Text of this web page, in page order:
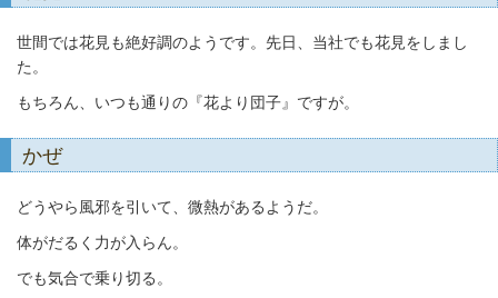
世間では花見も絶好調のようです。先日、当社でも花見をしまし
た。
もちろん、いつも通りの『花より団子』ですが。
かぜ
どうやら風邪を引いて、微熱があるようだ。
体がだるく力が入らん。
でも気合で乗り切る。